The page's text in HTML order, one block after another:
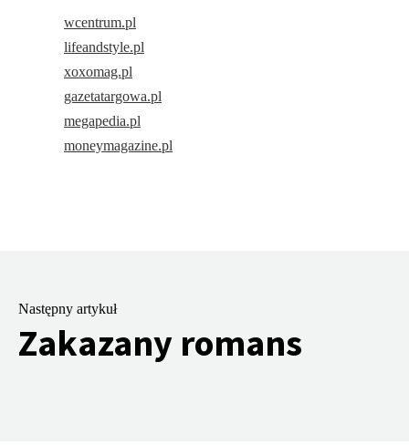
wcentrum.pl
lifeandstyle.pl
xoxomag.pl
gazetatargowa.pl
megapedia.pl
moneymagazine.pl
Następny artykuł
Zakazany romans